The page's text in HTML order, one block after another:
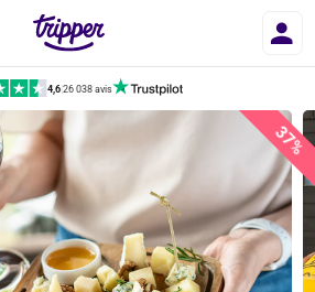
4,6|26 038 avis
37%